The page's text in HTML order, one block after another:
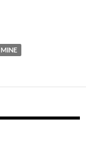
Kara Keche
MINE